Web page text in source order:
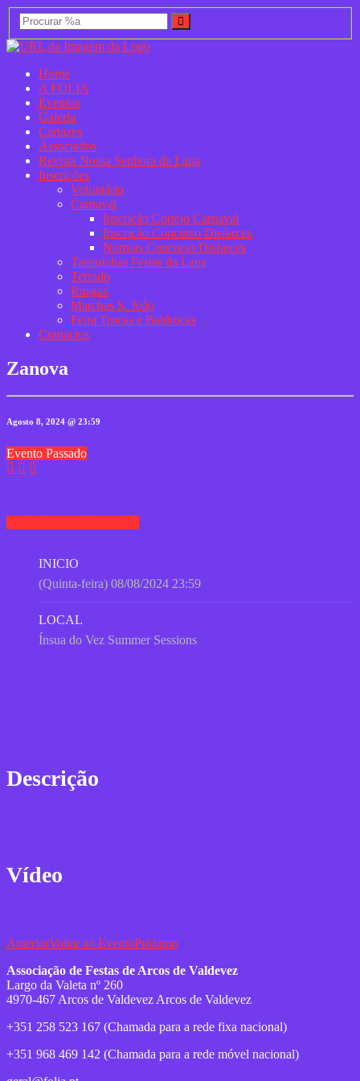
Home
A FOLIA
Eventos
Galeria
Cartazes
Associados
Revista Nossa Senhora da Lapa
Inscrições
Voluntário
Carnaval
Inscrição Cortejo Carnaval
Inscrição Concurso Disfarces
Normas Concurso Disfarces
Tasquinhas Festas da Lapa
Terrado
Rusgas
Marchas S. João
Feira Trocas e Baldrocas
Contactos
Zanova
Agosto 8, 2024 @ 23:59
Evento Passado
INICIO
(Quinta-feira) 08/08/2024 23:59
LOCAL
Ínsua do Vez Summer Sessions
Descrição
Vídeo
AnteriorVoltar ao EventoPróximo
Associação de Festas de Arcos de Valdevez
Largo da Valeta nº 260
4970-467 Arcos de Valdevez Arcos de Valdevez
+351 258 523 167 (Chamada para a rede fixa nacional)
+351 968 469 142 (Chamada para a rede móvel nacional)